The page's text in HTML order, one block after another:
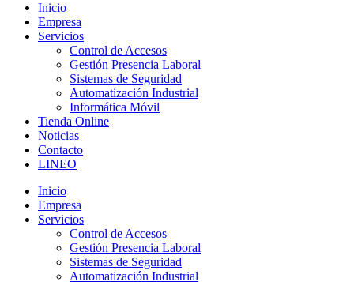
Inicio
Empresa
Servicios
Control de Accesos
Gestión Presencia Laboral
Sistemas de Seguridad
Automatización Industrial
Informática Móvil
Tienda Online
Noticias
Contacto
LINEO
Inicio
Empresa
Servicios
Control de Accesos
Gestión Presencia Laboral
Sistemas de Seguridad
Automatización Industrial